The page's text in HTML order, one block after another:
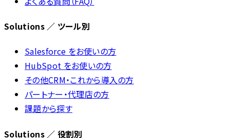
Solutions ／ ツール別
Salesforce をお使いの方
HubSpot をお使いの方
その他CRM・これから導入の方
パートナー・代理店の方
課題から探す
Solutions ／ 役割別